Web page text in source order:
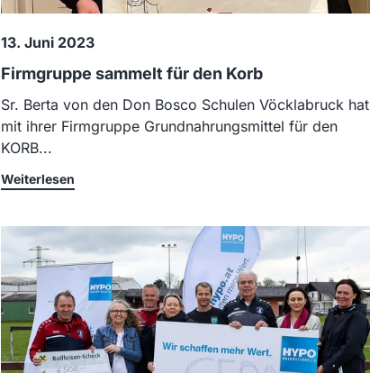
13. Juni 2023
Firmgruppe sammelt für den Korb
Sr. Berta von den Don Bosco Schulen Vöcklabruck hat
mit ihrer Firmgruppe Grundnahrungsmittel für den
KORB...
Weiterlesen